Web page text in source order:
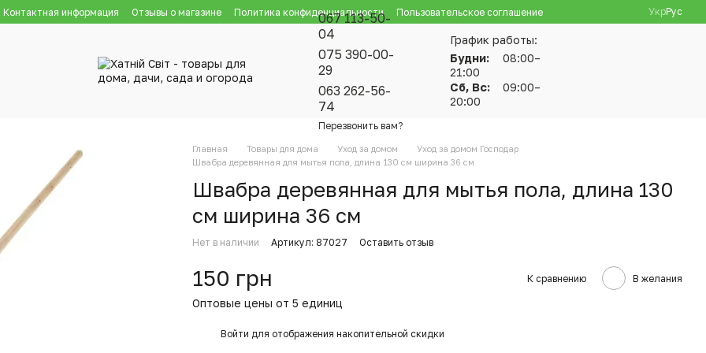
Контактная информация Отзывы о магазине Политика конфиденциальности Пользовательское соглашение УкрРус
067 113-50-
04
075 390-00-
29
063 262-56-
74
Перезвонить вам?
График работы:
Будни:
08:00–
21:00
Сб, Вс:
09:00–
20:00
Главная Товары для дома Уход за домом
Уход за домом Господар
Швабра деревянная для мытья пола, длина 130 см ширина 36 см
Швабра деревянная для мытья пола, длина 130
см ширина 36 см
Нет в наличии Артикул: 87027 Оставить отзыв
150 грн К сравнению В желания
Оптовые цены от 5 единиц
Войти для отображения накопительной скидки